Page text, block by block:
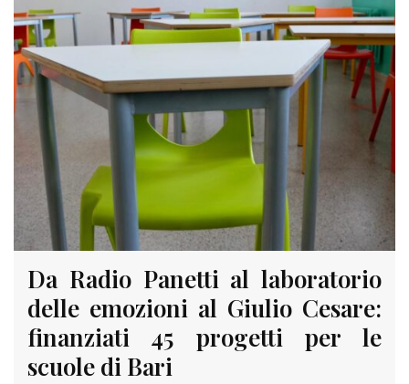
Da Radio Panetti al laboratorio
delle emozioni al Giulio Cesare:
finanziati 45 progetti per le
scuole di Bari